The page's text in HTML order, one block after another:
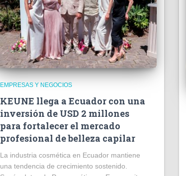
EMPRESAS Y NEGOCIOS
KEUNE llega a Ecuador con una
inversión de USD 2 millones
para fortalecer el mercado
profesional de belleza capilar
La industria cosmética en Ecuador mantiene
una tendencia de crecimiento sostenido.